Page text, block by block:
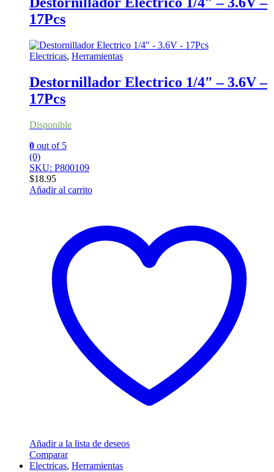
17Pcs
Electricas, Herramientas
Destornillador Electrico 1/4″ – 3.6V –
17Pcs
Disponible
0 out of 5
(0)
SKU: P800109
$18.95
Añadir al carrito
Añadir a la lista de deseos
Comparar
Electricas, Herramientas